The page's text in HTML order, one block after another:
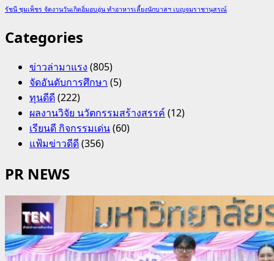
รัชนี ชุมเพ็ชร จัดงานวันเกิดอิ่มอบอุ่น ทำอาหารเลี้ยงนักบาสฯ เบญจมราชานุสรณ์
Categories
ข่าวล่ามาแรง (805)
จัดอันดับการศึกษา (5)
ทุนดีดี(222)
ผลงานวิจัย นวัตกรรมสร้างสรรค์(12)
เรียนดี กิจกรรมเด่น(60)
แฟ้มข่าวดีดี(356)
PR NEWS